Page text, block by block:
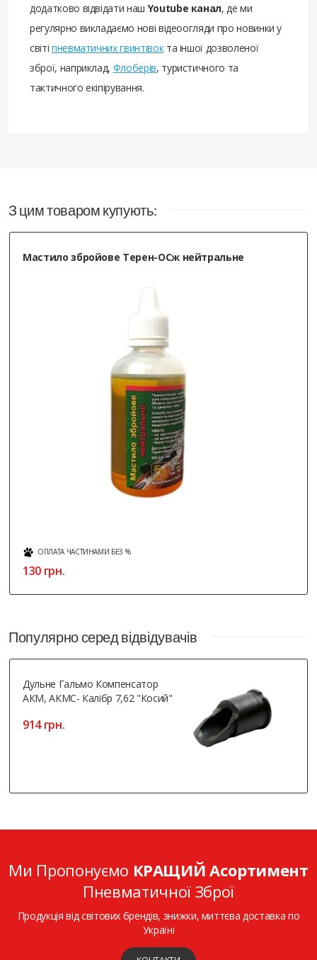
додатково відвідати наш Youtube канал, де ми
регулярно викладаємо нові відеоогляди про новинки у
світі пневматичних гвинтівокта іншої дозволеної
зброї, наприклад, Флоберів, туристичного та
тактичного екіпірування.
З цим товаром купують:
Мастило збройове Терен-ОСж нейтральне
ОПЛАТА ЧАСТИНАМИ БЕЗ %
130 грн.
Популярно серед відвідувачів
Дульне Гальмо Компенсатор
АКМ, АКМС- Калібр 7,62 "косий"
914 грн.
Ми Пропонуємо КРАЩИЙ Асортимент
Пневматичної Зброї
Продукція від світових брендів, знижки, миттєва доставка по
Україні